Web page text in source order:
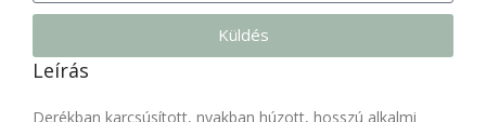
Küldés
Leírás
Derékban karcsúsított, nyakban húzott, hosszú alkalmi